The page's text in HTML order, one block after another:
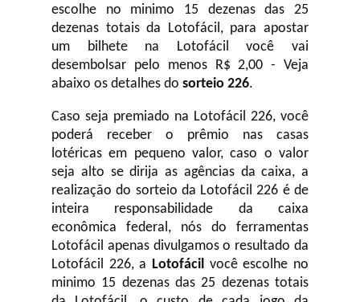
escolhe no minimo 15 dezenas das 25
dezenas totais da Lotofácil, para apostar
um bilhete na Lotofácil você vai
desembolsar pelo menos R$ 2,00 - Veja
abaixo os detalhes do sorteio 226.
Caso seja premiado na Lotofácil 226, você
poderá receber o prêmio nas casas
lotéricas em pequeno valor, caso o valor
seja alto se dirija as agências da caixa, a
realização do sorteio da Lotofácil 226 é de
inteira responsabilidade da caixa
econômica federal, nós do ferramentas
Lotofácil apenas divulgamos o resultado da
Lotofácil 226, a Lotofácil você escolhe no
minimo 15 dezenas das 25 dezenas totais